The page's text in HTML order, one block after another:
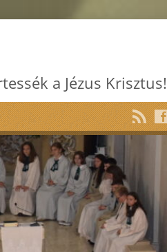
a Jézus Krisztus!